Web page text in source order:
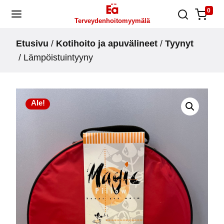
Skip
Terveydenhoitomyymälä
0
Etusivu / Kotihoito ja apuvälineet / Tyynyt
/ Lämpöistuintyyny
Ale!